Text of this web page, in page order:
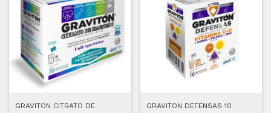
GRAVITON CITRATO DE
GRAVITON DEFENSAS 10